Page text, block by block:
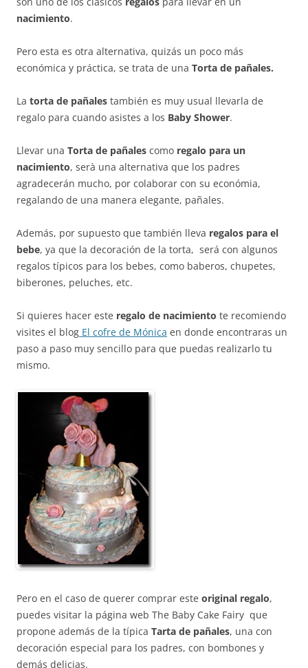
nacimiento.
Pero esta es otra alternativa, quizás un poco más
económica y práctica, se trata de una Torta de pañales.
La torta de pañales también es muy usual llevarla de
regalo para cuando asistes a los Baby Shower.
Llevar una Torta de pañales como regalo para un
nacimiento, serà una alternativa que los padres
agradecerán mucho, por colaborar con su económia,
regalando de una manera elegante, pañales.
Además, por supuesto que también lleva regalos para el
bebe, ya que la decoración de la torta, será con algunos
regalos típicos para los bebes, como baberos, chupetes,
biberones, peluches, etc.
Si quieres hacer este regalo de nacimiento te recomiendo
visites el blog El cofre de Mónica en donde encontraras un
paso a paso muy sencillo para que puedas realizarlo tu
mismo.
Pero en el caso de querer comprar este original regalo,
puedes visitar la página web The Baby Cake Fairy que
propone además de la típica Tarta de pañales, una con
decoración especial para los padres, con bombones y
demás delicias.